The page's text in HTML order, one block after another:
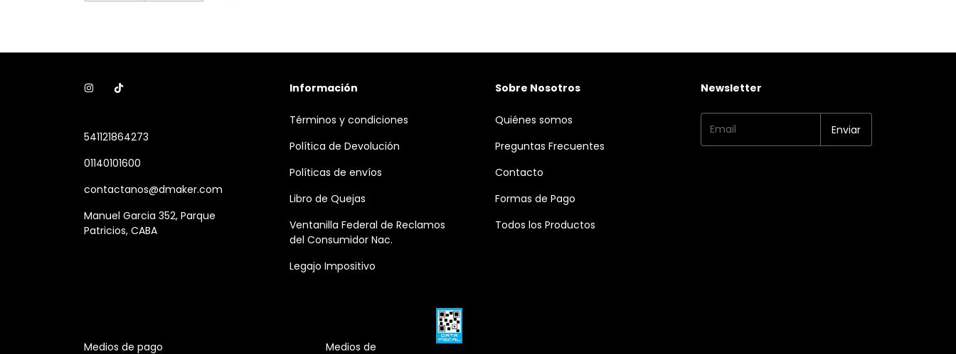
541121864273
01140101600
contactanos@dmaker.com
Manuel Garcia 352, Parque
Patricios, CABA
Información
Términos y condiciones
Política de Devolución
Políticas de envíos
Libro de Quejas
Ventanilla Federal de Reclamos
del Consumidor Nac.
Legajo Impositivo
Sobre Nosotros
Quiénes somos
Preguntas Frecuentes
Contacto
Formas de Pago
Todos los Productos
Newsletter
Medios de pago Medios de